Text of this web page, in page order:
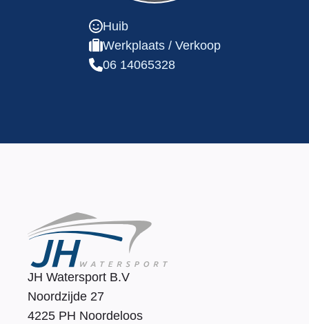
Huib
Werkplaats / Verkoop
06 14065328
JH Watersport B.V
Noordzijde 27
4225 PH Noordeloos